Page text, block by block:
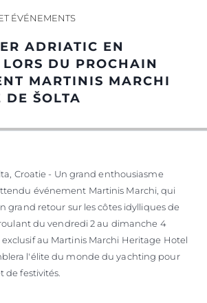
VOTRE BATEAU
ÉVÉNEMENTS
ADRIATIC EN
DU PROCHAIN
MARTINIS MARCHI
DE ŠOLTA
Croatie - Un grand enthousiasme
événement Martinis Marchi, qui
grand retour sur les côtes idylliques de
du vendredi 2 au dimanche 4
au Martinis Marchi Heritage Hotel
l'élite du monde du yachting pour
de festivités.